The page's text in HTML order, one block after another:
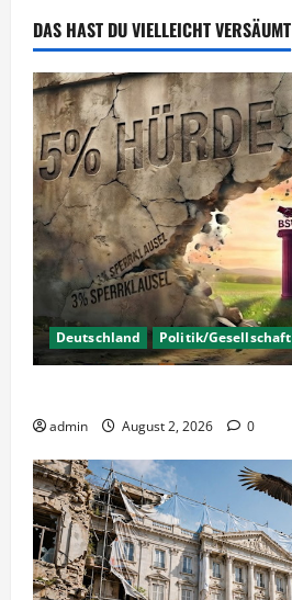
DAS HAST DU VIELLEICHT VERSÄUMT
Deutschland Politik/Gesellschaft
admin August 2, 2026 0